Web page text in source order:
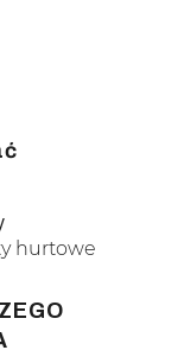
hurtowe